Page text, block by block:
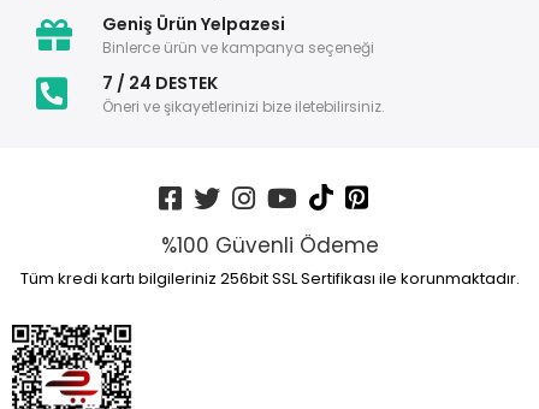
Geniş Ürün Yelpazesi
Binlerce ürün ve kampanya seçeneği
7 / 24 DESTEK
Öneri ve şikayetlerinizi bize iletebilirsiniz.
%100 Güvenli Ödeme
Tüm kredi kartı bilgileriniz 256bit SSL Sertifikası ile korunmaktadır.